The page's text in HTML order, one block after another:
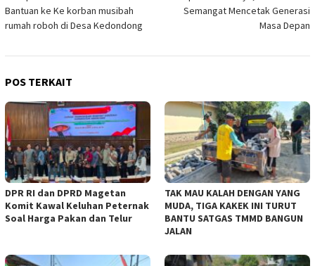
Bantuan ke Ke korban musibah
rumah roboh di Desa Kedondong
Semangat Mencetak Generasi
Masa Depan
POS TERKAIT
DPR RI dan DPRD Magetan
Komit Kawal Keluhan Peternak
Soal Harga Pakan dan Telur
TAK MAU KALAH DENGAN YANG
MUDA, TIGA KAKEK INI TURUT
BANTU SATGAS TMMD BANGUN
JALAN